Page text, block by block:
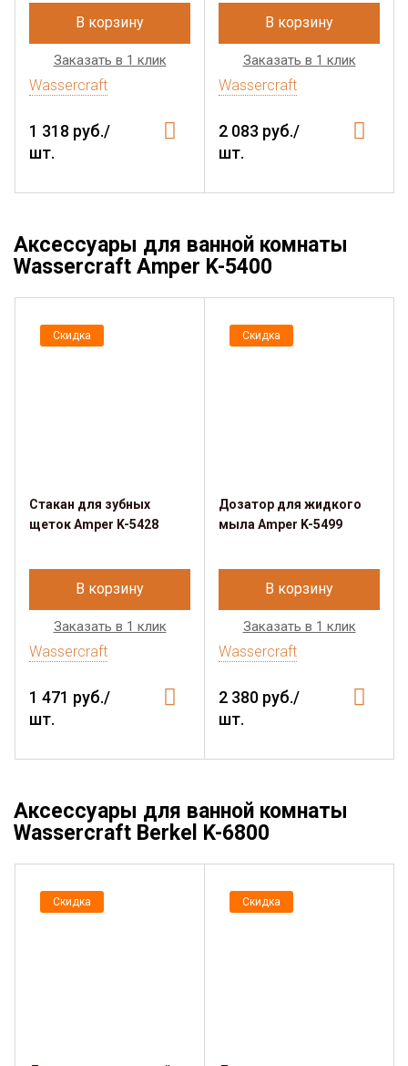
В корзину
Заказать в 1 клик
Wassercraft
1 318 руб./
шт.
В корзину
Заказать в 1 клик
Wassercraft
2 083 руб./
шт.
Аксессуары для ванной комнаты
Wassercraft Amper K-5400
Скидка
Стакан для зубных
щеток Amper K-5428
В корзину
Заказать в 1 клик
Wassercraft
1 471 руб./
шт.
Скидка
Дозатор для жидкого
мыла Amper K-5499
В корзину
Заказать в 1 клик
Wassercraft
2 380 руб./
шт.
Аксессуары для ванной комнаты
Wassercraft Berkel K-6800
Скидка Скидка